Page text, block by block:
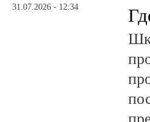
31.07.2026 - 12:34